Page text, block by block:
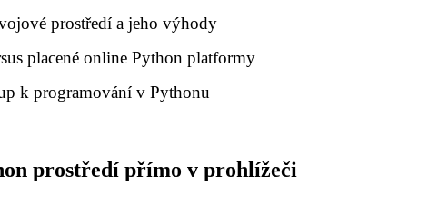
prostředí a jeho výhody
placené online Python platformy
k programování v Pythonu
prostředí přímo v prohlížeči